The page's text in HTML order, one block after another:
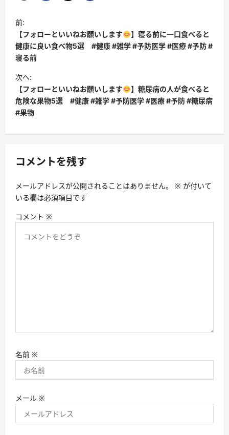
投
稿
ナ
ビ
ゲ
ー
シ
前:
【フォローといいねお願いします
】寝る前に一口食べると
健康に良い食べ物5選 #健康 #雑学 #予防医学 #医療 #予防 #
寝る前
次へ:
【フォローといいねお願いします
】糖尿病の人が食べると
危険な果物5選 #健康 #雑学 #予防医学 #医療 #予防 #糖尿病
#果物
コメントを残す
メールアドレスが公開されることはありません。 ※ が付いて
いる欄は必須項目です
コメント ※
名前 ※
メール ※